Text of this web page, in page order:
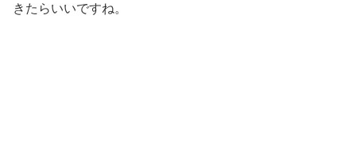
きたらいいですね。